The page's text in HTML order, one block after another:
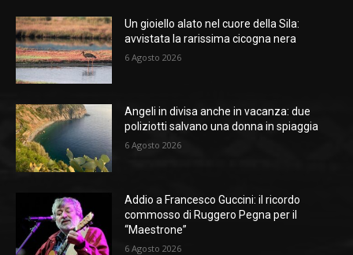
Un gioiello alato nel cuore della Sila:
avvistata la rarissima cicogna nera
6 Agosto 2026
Angeli in divisa anche in vacanza: due
poliziotti salvano una donna in spiaggia
6 Agosto 2026
Addio a Francesco Guccini: il ricordo
commosso di Ruggero Pegna per il
“Maestrone”
6 Agosto 2026